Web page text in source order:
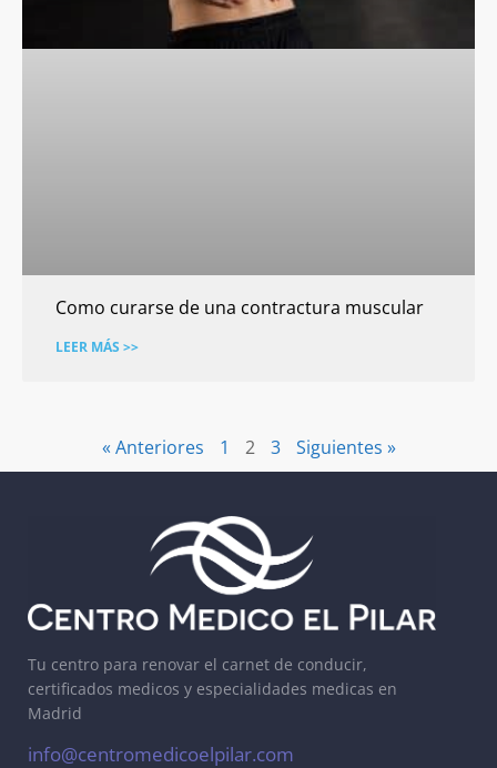
Como curarse de una contractura muscular
LEER MÁS >>
« Anteriores 1 2 3 Siguientes »
Tu centro para renovar el carnet de conducir,
certificados medicos y especialidades medicas en
Madrid
info@centromedicoelpilar.com